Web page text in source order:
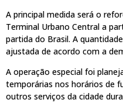
A principal medida será o
Terminal Urbano Central a
partida do Brasil. A
ajustada de acordo com a
A operação especial foi
temporárias nos horários de
outros serviços da cidade